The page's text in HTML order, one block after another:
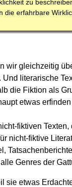
zu
die erfahrbare
wir gleichzeitig
. Und literarische
die Fiktion als
etwas
fiktiven
nicht-fiktive
Genres der
sie etwas